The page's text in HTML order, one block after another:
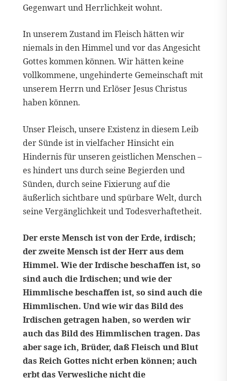
Gegenwart und Herrlichkeit wohnt.
In unserem Zustand im Fleisch hätten wir
niemals in den Himmel und vor das Angesicht
Gottes kommen können. Wir hätten keine
vollkommene, ungehinderte Gemeinschaft mit
unserem Herrn und Erlöser Jesus Christus
haben können.
Unser Fleisch, unsere Existenz in diesem Leib
der Sünde ist in vielfacher Hinsicht ein
Hindernis für unseren geistlichen Menschen –
es hindert uns durch seine Begierden und
Sünden, durch seine Fixierung auf die
äußerlich sichtbare und spürbare Welt, durch
seine Vergänglichkeit und Todesverhaftetheit.
Der erste Mensch ist von der Erde, irdisch;
der zweite Mensch ist der Herr aus dem
Himmel. Wie der Irdische beschaffen ist, so
sind auch die Irdischen; und wie der
Himmlische beschaffen ist, so sind auch die
Himmlischen. Und wie wir das Bild des
Irdischen getragen haben, so werden wir
auch das Bild des Himmlischen tragen. Das
aber sage ich, Brüder, daß Fleisch und Blut
das Reich Gottes nicht erben können; auch
erbt das Verwesliche nicht die